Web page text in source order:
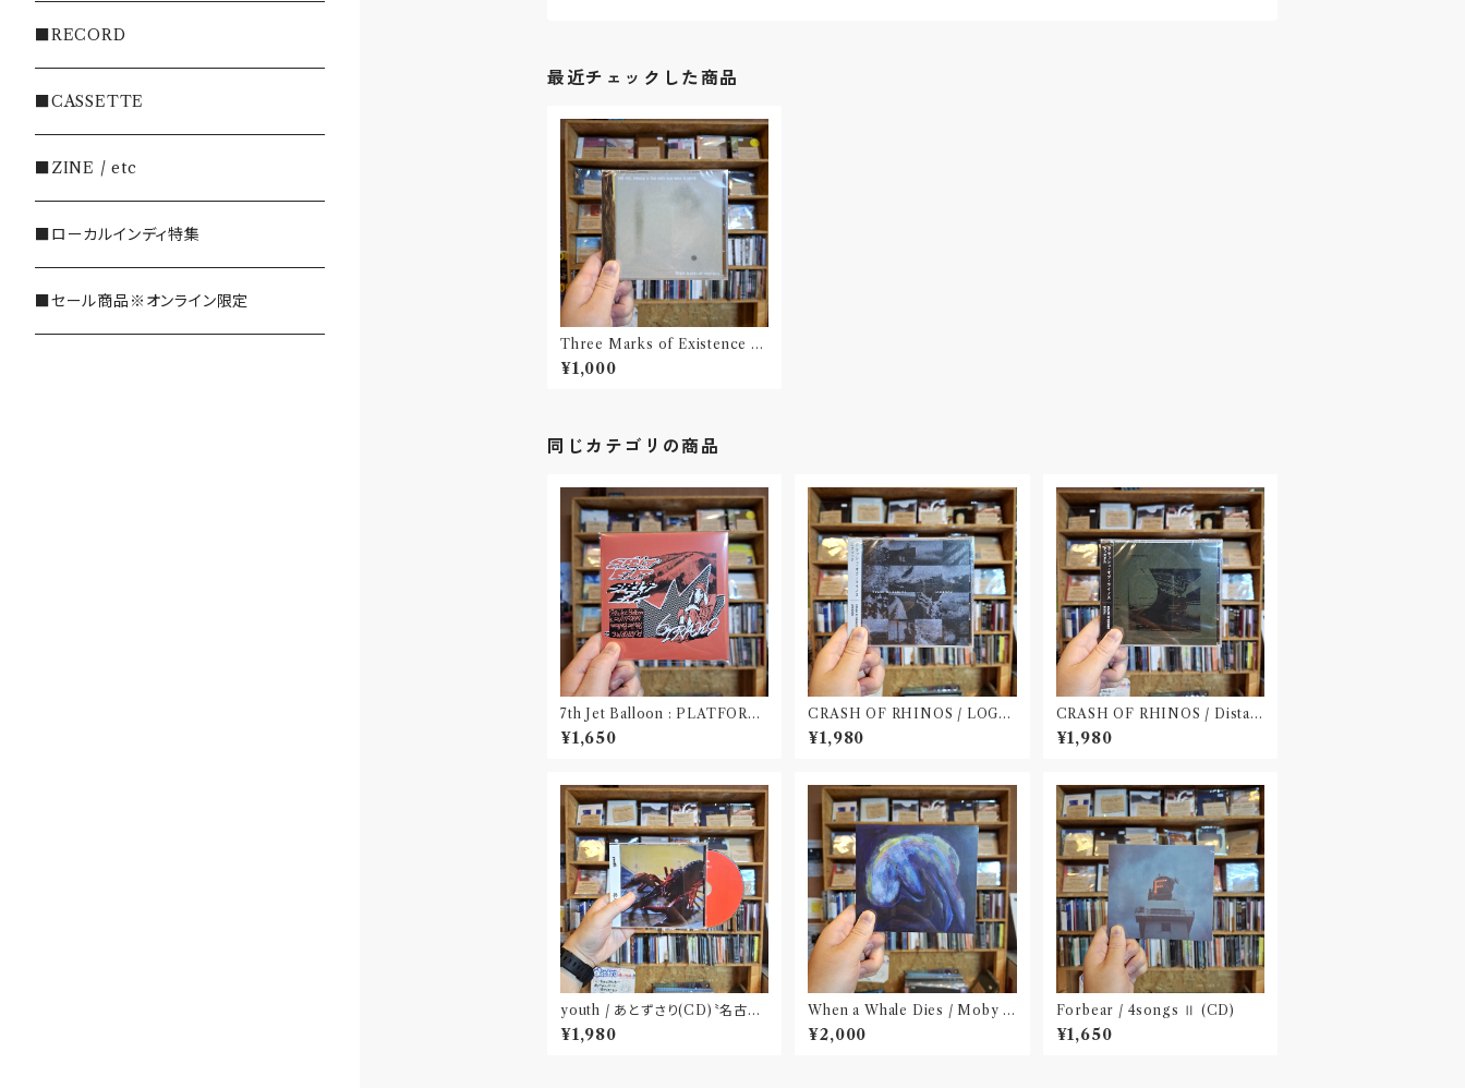
最近チェックした商品
Three Marks of Existence /
The evil person is the very
one who is saved(CD)
¥1,000
同じカテゴリの商品
7th Jet Balloon : PLATFORM
SPLIT EP(CD)〝長野〟×〝大阪〟
¥1,650
CRASH OF RHINOS / LOGB
OOK(CD)
¥1,980
CRASH OF RHINOS / Distal
(CD)
¥1,980
youth / あとずさり(CD)〝名古
屋〟
¥1,980
When a Whale Dies / Moby D
ick(CD)
¥2,000
Forbear / 4songs Ⅱ (CD)
¥1,650
・INDIE
・EMO/PUNK/POST HC
・SHOEGAZE/DREAMPOP/POST
ROCK
・OTHER(LOUD/JUNK/RAP/ et
c...)
■RECORD
■CASSETTE
■ZINE / etc
■ローカルインディ特集
■セール商品※オンライン限定